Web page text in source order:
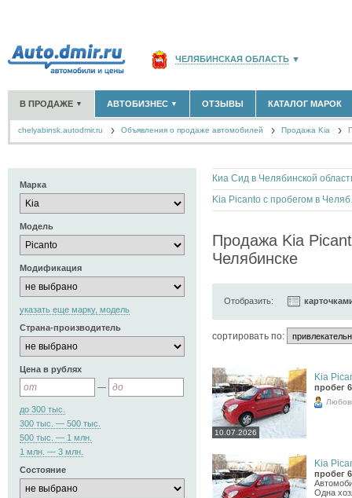
ЧЕЛЯБИНСКАЯ ОБЛАСТЬ ▼
МОСКВА И ОБЛАСТЬ(58183)
САНКТ-ПЕТЕРБУРГ И ОБЛАСТЬ (14298)
КРЫМ РЕСПУБЛИКА(412)
СЕВАСТОПОЛЬ(11)
В ПРОДАЖЕ ▼
НОВЫЕ АВТОМОБИЛИ(507)
АВТОБИЗНЕС ▼
ОФИЦИАЛЬНЫЕ ДИЛЕРЫ(22)
ТАКСИ(0)
ЗАПЧАСТИ(3)
ДОБАВИТЬ КОМПАНИЮ
СПЕЦИАЛИСТЫ(19)
ОТЗЫВЫ КАТАЛОГ МАРОК
chelyabinsk.autodmir.ru Объявления о продаже автомобилей Продажа Kia
Марка
Модель
Модификация
указать еще марку, модель
Страна-производитель
Цена в рублях
—
до 300 тыс.
300 тыс. — 500 тыс.
500 тыс. — 1 млн.
1 млн. — 3 млн.
Состояние
Киа Сид в Челябинской
Kia
Продажа Kia
Челябинске
Отобразить:
cортировать по:
10.07.2026
Kia
пробег
Kia
пробег
Одна